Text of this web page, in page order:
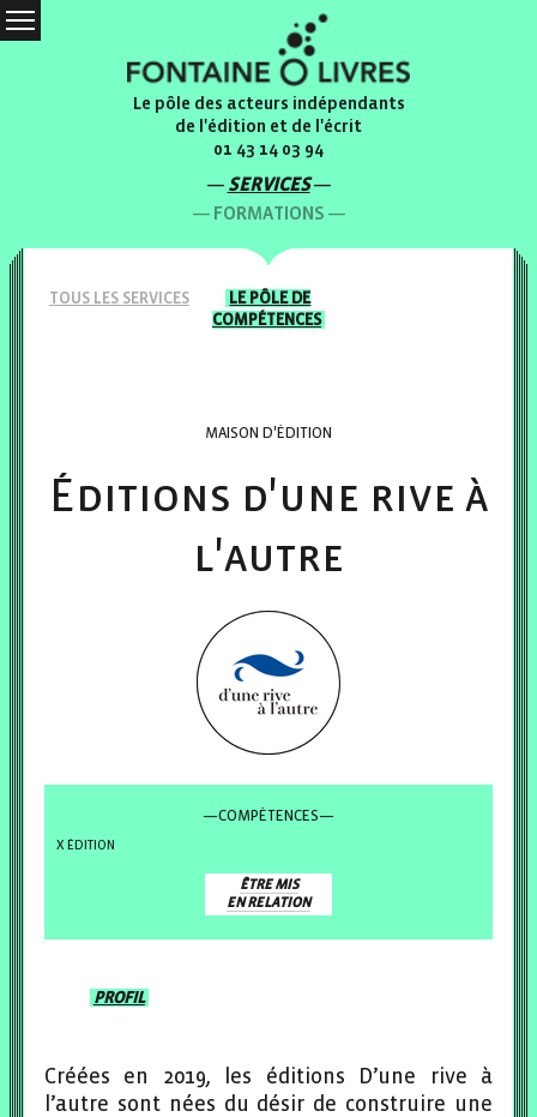
Le pôle des acteurs indépendants
de l'édition et de l'écrit
01 43 14 03 94
SERVICES
FORMATIONS
TOUS LES SERVICES LE PÔLEDE
COMPÉTENCES
MAISON D'ÉDITION
Éditions d'une rive à
l'autre
—COMPÉTENCES—
ÉDITION
ÊTRE MIS
EN RELATION
PROFIL
Créées en 2019, les éditions D’une rive à
l’autre sont nées du désir de construire une